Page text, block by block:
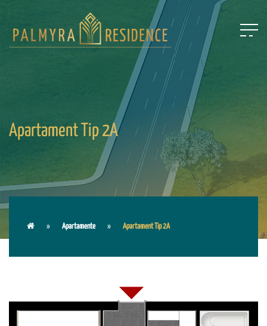
Apartament Tip 2A
Apartamente Apartament Tip 2A